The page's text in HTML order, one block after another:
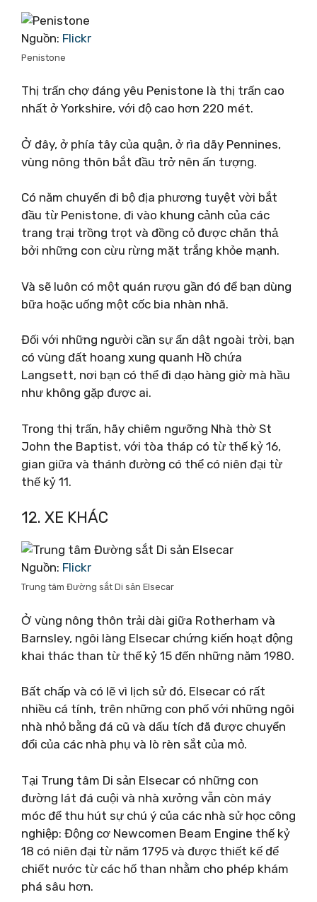
Nguồn: Flickr
Penistone
Thị trấn chợ đáng yêu Penistone là thị trấn cao
nhất ở Yorkshire, với độ cao hơn 220 mét.
Ở đây, ở phía tây của quận, ở rìa dãy Pennines,
vùng nông thôn bắt đầu trở nên ấn tượng.
Có năm chuyến đi bộ địa phương tuyệt vời bắt
đầu từ Penistone, đi vào khung cảnh của các
trang trại trồng trọt và đồng cỏ được chăn thả
bởi những con cừu rừng mặt trắng khỏe mạnh.
Và sẽ luôn có một quán rượu gần đó để bạn dùng
bữa hoặc uống một cốc bia nhàn nhã.
Đối với những người cần sự ẩn dật ngoài trời, bạn
có vùng đất hoang xung quanh Hồ chứa
Langsett, nơi bạn có thể đi dạo hàng giờ mà hầu
như không gặp được ai.
Trong thị trấn, hãy chiêm ngưỡng Nhà thờ St
John the Baptist, với tòa tháp có từ thế kỷ 16,
gian giữa và thánh đường có thể có niên đại từ
thế kỷ 11.
12. XE KHÁC
Nguồn: Flickr
Trung tâm Đường sắt Di sản Elsecar
Ở vùng nông thôn trải dài giữa Rotherham và
Barnsley, ngôi làng Elsecar chứng kiến ​​hoạt động
khai thác than từ thế kỷ 15 đến những năm 1980.
Bất chấp và có lẽ vì lịch sử đó, Elsecar có rất
nhiều cá tính, trên những con phố với những ngôi
nhà nhỏ bằng đá cũ và dấu tích đã được chuyển
đổi của các nhà phụ và lò rèn sắt của mỏ.
Tại Trung tâm Di sản Elsecar có những con
đường lát đá cuội và nhà xưởng vẫn còn máy
móc để thu hút sự chú ý của các nhà sử học công
nghiệp: Động cơ Newcomen Beam Engine thế kỷ
18 có niên đại từ năm 1795 và được thiết kế để
chiết nước từ các hố than nhằm cho phép khám
phá sâu hơn.